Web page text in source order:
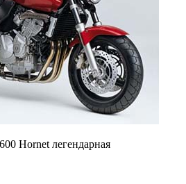
Hornet легендарная